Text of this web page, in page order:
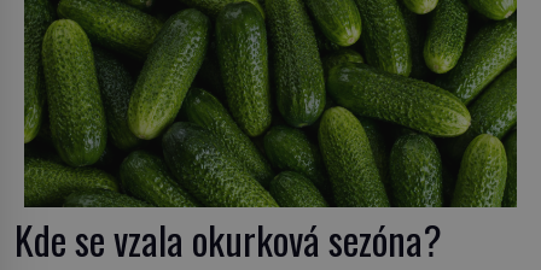
Kde se vzala okurková sezóna?